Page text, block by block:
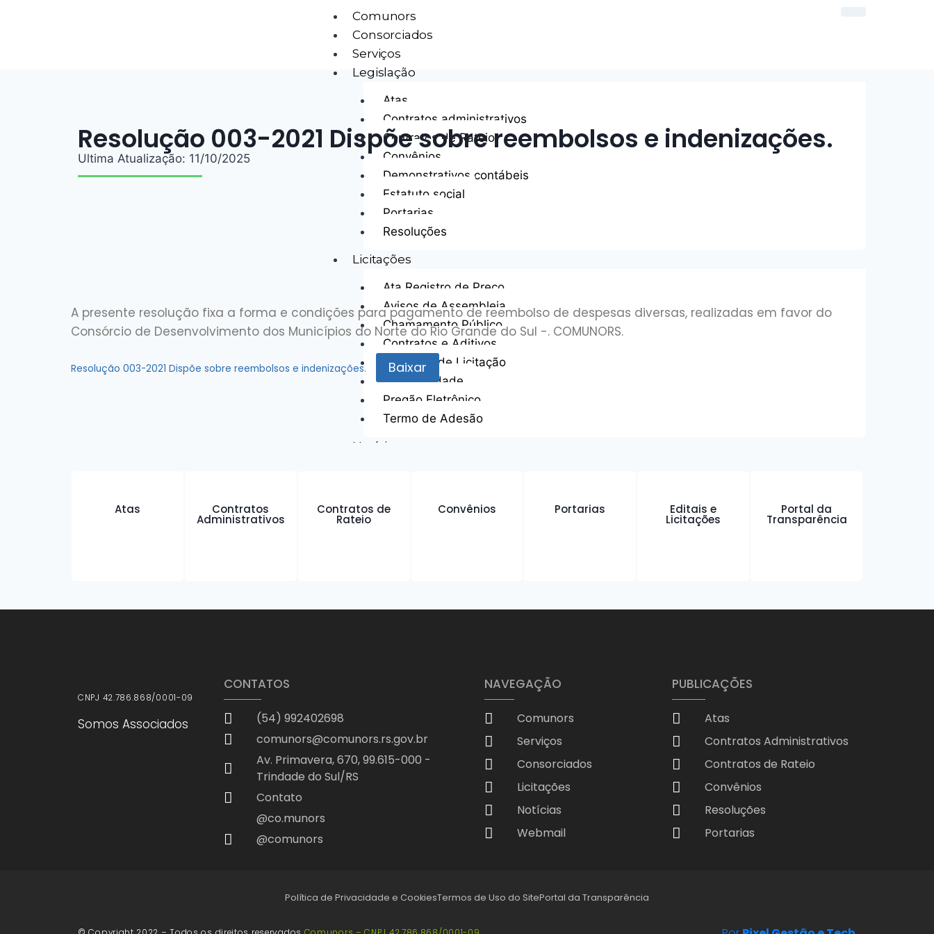
Comunors
Consorciados
Serviços
Legislação
Atas
Contratos administrativos
Contratos de Rateio
Convênios
Demonstrativos contábeis
Estatuto social
Portarias
Resoluções
Licitações
Ata Registro de Preço
Avisos de Assembleia
Chamamento Público
Contratos e Aditivos
Dispensa de Licitação
Inexigibilidade
Pregão Eletrônico
Termo de Adesão
Notícias
X
Resolução 003-2021 Dispõe sobre reembolsos e indenizações.
Ultima Atualização: 11/10/2025
A presente resolução fixa a forma e condições para pagamento de reembolso de despesas diversas, realizadas em favor do
Consórcio de Desenvolvimento dos Municípios do Norte do Rio Grande do Sul -. COMUNORS.
Resolução 003-2021 Dispõe sobre reembolsos e indenizações. Baixar
Atas Contratos
Administrativos
Contratos de
Rateio
Convênios Portarias Editais e
Licitações
Portal da
Transparência
CNPJ 42.786.868/0001-09
Somos Associados
CONTATOS
(54) 992402698
comunors@comunors.rs.gov.br
Av. Primavera, 670, 99.615-000 -
Trindade do Sul/RS
Contato
@co.munors
@comunors
NAVEGAÇÃO
Comunors
Serviços
Consorciados
Licitações
Notícias
Webmail
PUBLICAÇÕES
Atas
Contratos Administrativos
Contratos de Rateio
Convênios
Resoluções
Portarias
Política de Privacidade e CookiesTermos de Uso do SitePortal da Transparência